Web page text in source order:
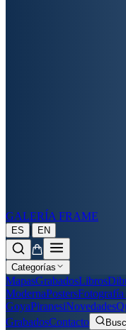
GALERÍA FRAME
ES | EN
Categorías
MapasGrabadosLibros
ModernaPosters
GoyaPiranesiNovedades
GrabadosContacto